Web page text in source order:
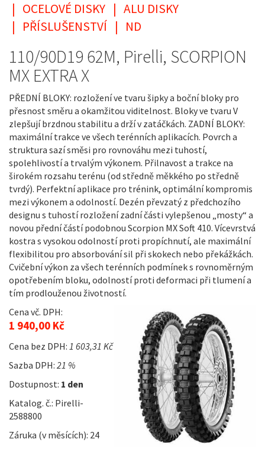
| OCELOVÉ DISKY | ALU DISKY
| PŘÍSLUŠENSTVÍ | ND
110/90D19 62M, Pirelli, SCORPION
MX EXTRA X
PŘEDNÍ BLOKY: rozložení ve tvaru šipky a boční bloky pro
přesnost směru a okamžitou viditelnost. Bloky ve tvaru V
zlepšují brzdnou stabilitu a drží v zatáčkách. ZADNÍ BLOKY:
maximální trakce ve všech terénních aplikacích. Povrch a
struktura sazí směsi pro rovnováhu mezi tuhostí,
spolehlivostí a trvalým výkonem. Přilnavost a trakce na
širokém rozsahu terénu (od středně měkkého po středně
tvrdý). Perfektní aplikace pro trénink, optimální kompromis
mezi výkonem a odolností. Dezén převzatý z předchozího
designu s tuhostí rozložení zadní části vylepšenou „mosty“ a
novou přední částí podobnou Scorpion MX Soft 410. Vícevrstvá
kostra s vysokou odolností proti propíchnutí, ale maximální
flexibilitou pro absorbování sil při skokech nebo překážkách.
Cvičební výkon za všech terénních podmínek s rovnoměrným
opotřebením bloku, odolností proti deformaci při tlumení a
tím prodlouženou životností.
Cena vč. DPH:
1 940,00 Kč
Cena bez DPH: 1 603,31 Kč
Sazba DPH: 21 %
Dostupnost: 1 den
Katalog. č.: Pirelli-
2588800
Záruka (v měsících): 24